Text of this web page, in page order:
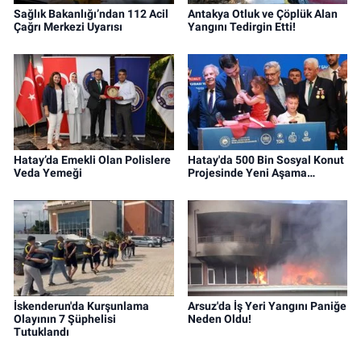
Sağlık Bakanlığı’ndan 112 Acil
Çağrı Merkezi Uyarısı
Antakya Otluk ve Çöplük Alan
Yangını Tedirgin Etti!
Hatay’da Emekli Olan Polislere
Veda Yemeği
Hatay'da 500 Bin Sosyal Konut
Projesinde Yeni Aşama…
İskenderun'da Kurşunlama
Olayının 7 Şüphelisi
Tutuklandı
Arsuz'da İş Yeri Yangını Paniğe
Neden Oldu!